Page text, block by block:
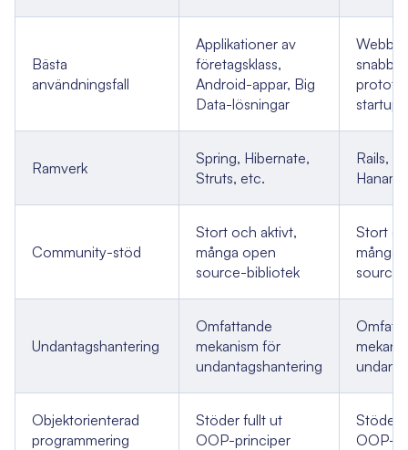
Bästa
användningsfall
Applikationer av
företagsklass,
Android-appar, Big
Data-lösningar
snabb
startups
Ramverk
Spring, Hibernate,
Struts, etc.
Rails,
Community-stöd
Stort och aktivt,
många open
source-bibliotek
Stort
många
Undantagshantering
Omfattande
mekanism för
undantagshantering
Objektorienterad
programmering
Stöder fullt ut
OOP-principer
Stöder
OOP-